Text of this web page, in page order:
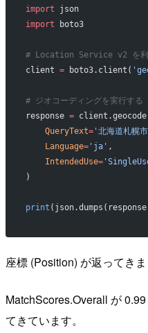
import json
import boto3
# Location Service v2 を利
client = boto3.client(
# ジオコーディングを実行する
response =
    QueryText
='北海道札幌
    Language
='ja' ,
    IntendedUse
=
)
print (json.dumps(response[
座標 (Position) が返ってきま
MatchScores.Overall が
てきています。